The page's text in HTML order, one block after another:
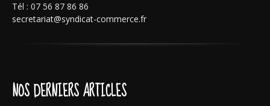
Tél : 07 56 87 86 86
secretariat@syndicat-commerce.fr
NOS DERNIERS ARTICLES